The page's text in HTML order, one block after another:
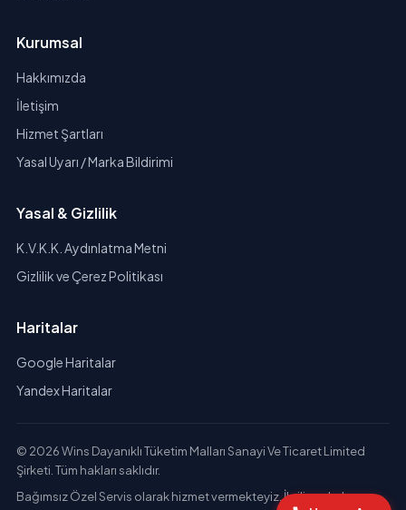
Kurumsal
Hakkımızda
İletişim
Hizmet Şartları
Yasal Uyarı / Marka Bildirimi
Yasal & Gizlilik
K.V.K.K. Aydınlatma Metni
Gizlilik ve Çerez Politikası
Haritalar
Google Haritalar
Yandex Haritalar
© 2026 Wins Dayanıklı Tüketim Malları Sanayi Ve Ticaret Limited
Şirketi. Tüm hakları saklıdır.
Bağımsız Özel Servis olarak hizmet vermekteyiz. İlgili markaların